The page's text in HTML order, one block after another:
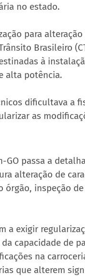
no estado.
para
Brasileiro
à
alta potência.
dificultava a
as
GO passa a
alteração de
órgão, inspeção
a exigir
capacidade de
na
que alterem